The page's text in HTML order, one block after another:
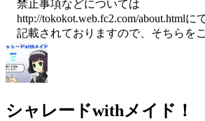
禁止事項などについては
http://tokokot.web.fc2.com/about.htmlに
記載されておりますので、そちらを
シャレードwithメイド！